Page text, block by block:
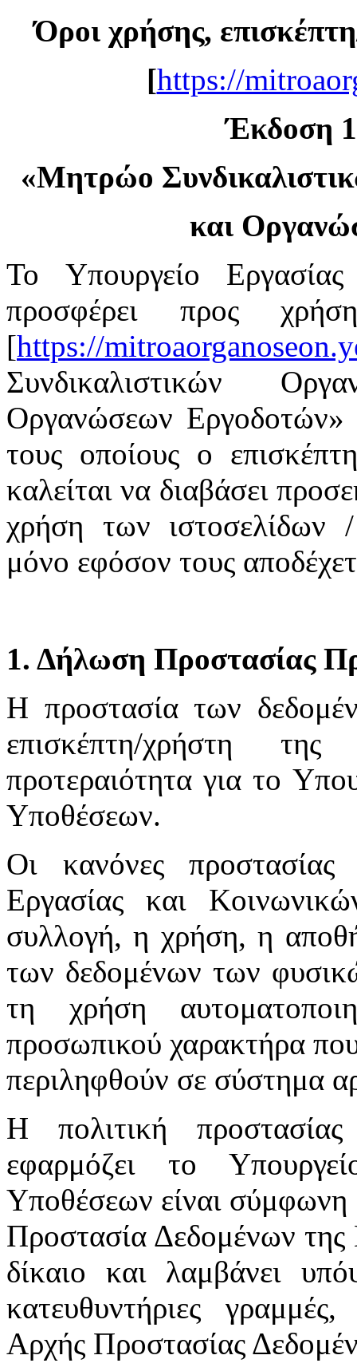
Όροι χρήσης,
[https://
Έκδοση
«Μητρώο
και
Το Υπουργείο
προσφέρει προς
[https://
Συνδικαλιστικών
Οργανώσεων Εργοδοτών»
τους οποίους ο
καλείται να διαβάσει
χρήση των ιστοσελίδων
μόνο εφόσον τους
1. Δήλωση Προστασίας
H προστασία των
επισκέπτη/χρήστη
προτεραιότητα για το
Υποθέσεων.
Οι κανόνες
Εργασίας και
συλλογή, η χρήση, η
των δεδομένων των
τη χρήση
προσωπικού χαρακτήρα
περιληφθούν σε σύστημα
Η πολιτική
εφαρμόζει το
Υποθέσεων είναι σύμφωνη
Προστασία Δεδομένων
δίκαιο και λαμβάνει
κατευθυντήριες
Αρχής Προστασίας